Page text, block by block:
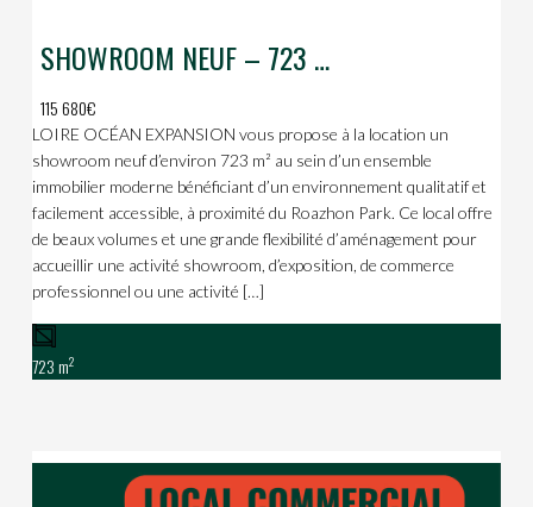
SHOWROOM NEUF – 723 m² – Roazhon Park
115 680€
LOIRE OCÉAN EXPANSION vous propose à la location un
showroom neuf d’environ 723 m² au sein d’un ensemble
immobilier moderne bénéficiant d’un environnement qualitatif et
facilement accessible, à proximité du Roazhon Park. Ce local offre
de beaux volumes et une grande flexibilité d’aménagement pour
accueillir une activité showroom, d’exposition, de commerce
professionnel ou une activité […]
723 m2